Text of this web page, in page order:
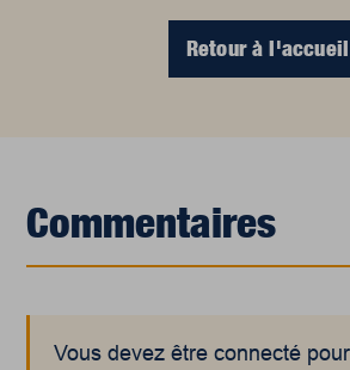
Retour à l'accueil
Commentaires
Vous devez être connecté